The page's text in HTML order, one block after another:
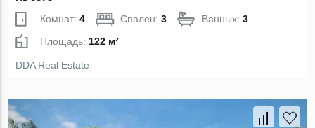
Комнат:4 Спален:3 Ванных:3
Площадь:122 м²
DDA Real Estate